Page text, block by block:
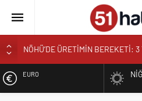
NÖHÜ’DE ÜRETİMİN BEREKETİ:
BOR’DA ASIM EREN
VALİ YARDIMCISI
REKTÖR YARDIMCISI ÖZTÜRK’E
EURO